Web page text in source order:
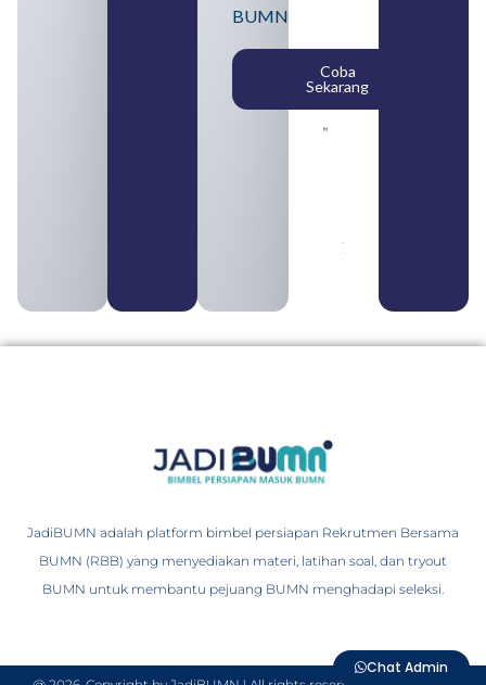
BUMN
Coba
Sekarang
serta
Perbedaannya
August 3, 2026
Sektor
August 2,
2026
JadiBUMN adalah platform bimbel persiapan Rekrutmen Bersama
BUMN (RBB) yang menyediakan materi, latihan soal, dan tryout
BUMN untuk membantu pejuang BUMN menghadapi seleksi.
Chat Admin